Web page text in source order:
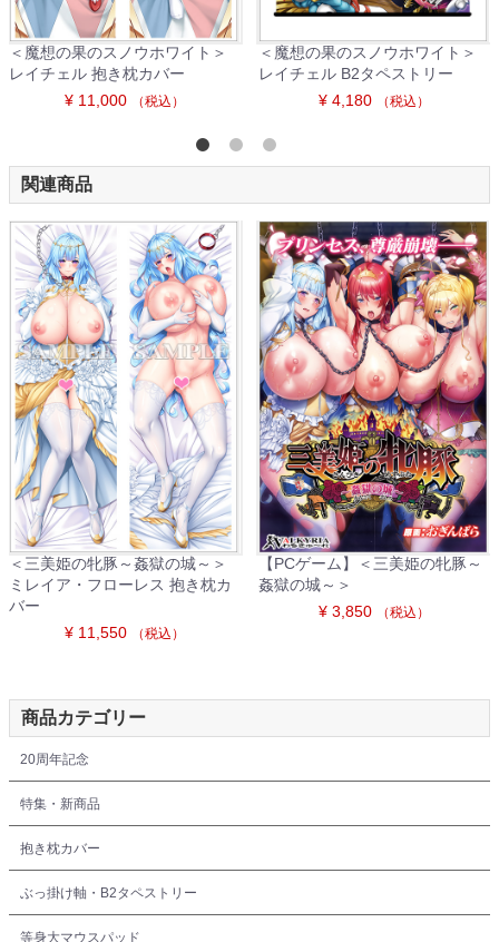
＜魔想の果のスノウホワイト＞
レイチェル 抱き枕カバー
¥ 11,000
（税込）
＜魔想の果のスノウホワイト＞
レイチェル B2タペストリー
¥ 4,180
（税込）
関連商品
＜三美姫の牝豚～姦獄の城～＞
ミレイア・フローレス 抱き枕カ
バー
¥ 11,550
（税込）
【PCゲーム】＜三美姫の牝豚～
姦獄の城～＞
¥ 3,850
（税込）
商品カテゴリー
20周年記念
特集・新商品
抱き枕カバー
ぶっ掛け軸・B2タペストリー
等身大マウスパッド